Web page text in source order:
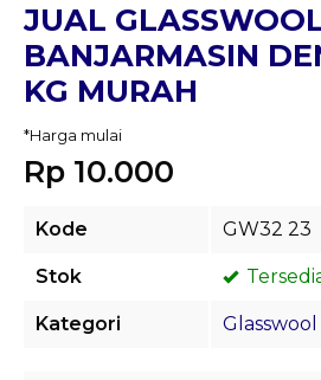
JUAL
BANJARMASIN
KG MURAH
*Harga mulai
Rp 10.000
Kode GW32 23
Stok
Kategori Glasswool